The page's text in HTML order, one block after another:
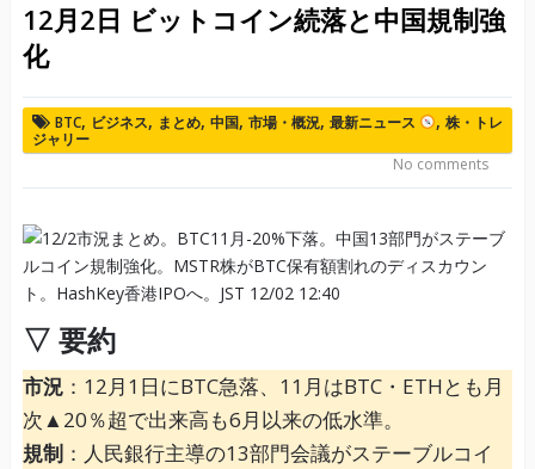
12月2日 ビットコイン続落と中国規制強
化
BTC, ビジネス, まとめ, 中国, 市場・概況, 最新ニュース , 株・トレ
ジャリー
No comments
▽ 要約
市況：12月1日にBTC急落、11月はBTC・ETHとも月
次▲20％超で出来高も6月以来の低水準。
規制：人民銀行主導の13部門会議がステーブルコイ